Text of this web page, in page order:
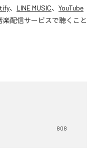
、 LINE MUSIC、 YouTube
楽配信サービスで聴くこと
808